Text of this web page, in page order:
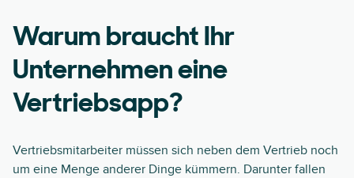
Warum braucht Ihr
Unternehmen eine
Vertriebsapp?
Vertriebsmitarbeiter müssen sich neben dem Vertrieb noch
um eine Menge anderer Dinge kümmern. Darunter fallen